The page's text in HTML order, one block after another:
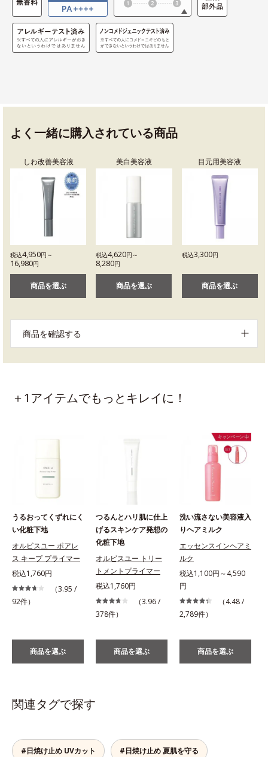
よく一緒に購入されている商品
しわ改善美容液
税込4,950円～
16,980円
商品を選ぶ
美白美容液
税込4,620円～
8,280円
商品を選ぶ
目元用美容液
税込3,300円
商品を選ぶ
商品を確認する
＋1アイテムでもっとキレイに！
うるおってくずれにく
い化粧下地
オルビスユー ポアレ
ス キープ プライマー
税込1,760円
（3.95 /
92件）
商品を選ぶ
つるんとハリ肌に仕上
げるスキンケア発想の
化粧下地
オルビスユー トリー
トメントプライマー
税込1,760円
（3.96 /
378件）
商品を選ぶ
洗い流さない美容液入
りヘアミルク
エッセンスインヘアミ
ルク
税込1,100円～4,590
円
（4.48 /
2,789件）
商品を選ぶ
関連タグで探す
#日焼け止め UVカット #日焼け止め 夏肌を守る